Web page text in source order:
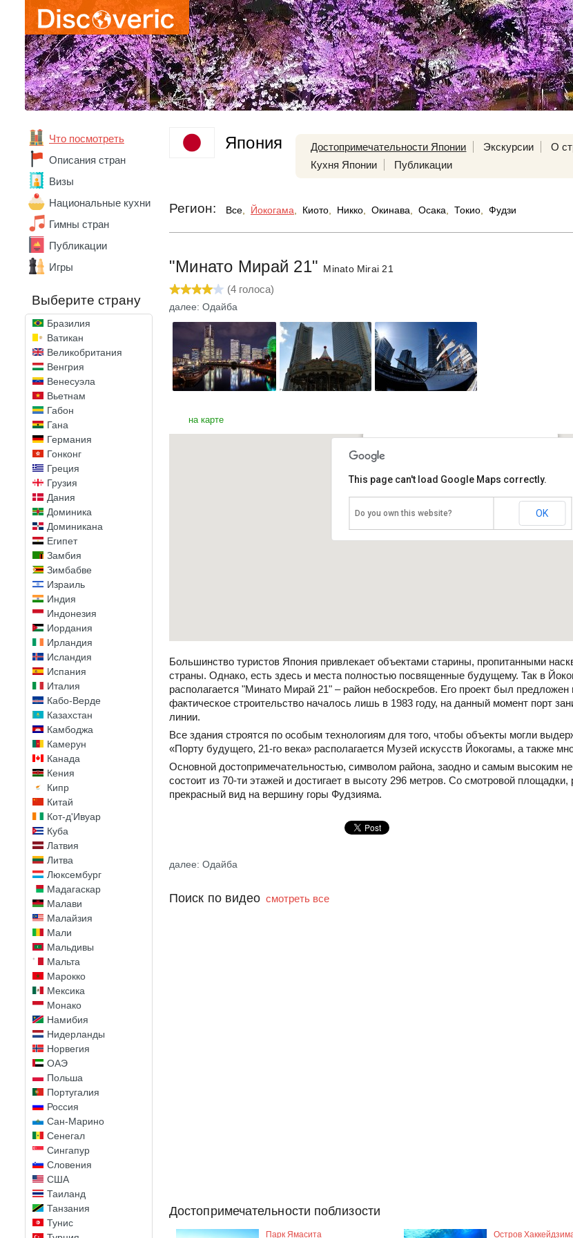
Что посмотреть
Описания стран
Визы
Национальные кухни
Гимны стран
Публикации
Игры
Выберите страну
Австралия
Азербайджан
Алжир
Андорра
Аргентина
Беларусь
Бельгия
Болгария
Боливия
Бразилия
Ватикан
Великобритания
Венгрия
Венесуэла
Вьетнам
Габон
Гана
Германия
Гонконг
Греция
Грузия
Дания
Доминика
Доминикана
Египет
Замбия
Зимбабве
Израиль
Индия
Индонезия
Иордания
Ирландия
Исландия
Испания
Италия
Кабо-Верде
Казахстан
Камбоджа
Камерун
Канада
Кения
Кипр
Китай
Кот-д'Ивуар
Куба
Латвия
Литва
Люксембург
Мадагаскар
Малави
Малайзия
Мали
Мальдивы
Мальта
Марокко
Мексика
Монако
Намибия
Нидерланды
Норвегия
ОАЭ
Польша
Португалия
Россия
Сан-Марино
Сенегал
Сингапур
Словения
США
Таиланд
Танзания
Тунис
Япония Достопримечательности Японии Экскурсии О
Кухня Японии
Публикации
Регион: Все Йокогама Киото Никко Окинава Осака Токио Фудзи
"Минато Мирай 21" Minato Mirai 21
(4 голоса)
далее: Одайба
на карте
Япония, Йокогама
This page can't load Google Maps correctly.
Do you own this website? OK
Большинство туристов Япония привлекает объектами старины, пропитанными
страны. Однако, есть здесь и места полностью посвященные будущему. Так в
располагается "Минато Мирай 21" – район небоскребов. Его проект был предложен
фактическое строительство началось лишь в 1983 году, на данный момент порт
линии.
Все здания строятся по особым технологиям для того, чтобы объекты могли
«Порту будущего, 21-го века» располагается Музей искусств Йокогамы, а также
Основной достопримечательностью, символом района, заодно и самым высоким
состоит из 70-ти этажей и достигает в высоту 296 метров. Со смотровой
прекрасный вид на вершину горы Фудзияма.
далее: Одайба
Поиск по видео смотреть все
Достопримечательности поблизости
Парк Ямасита Остров